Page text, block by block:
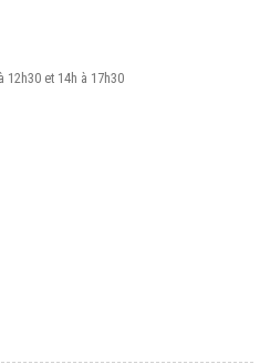
12h30 et 14h à 17h30